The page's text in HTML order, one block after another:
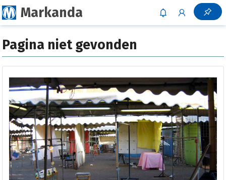
Markanda
Pagina niet gevonden